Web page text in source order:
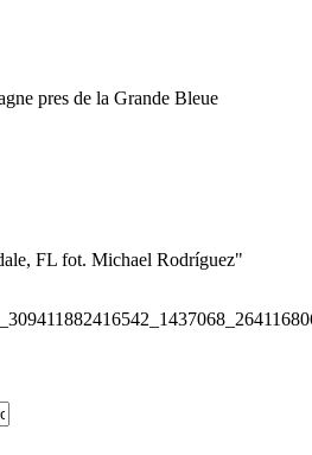
pres de la Grande Bleue
FL fot. Michael Rodríguez"